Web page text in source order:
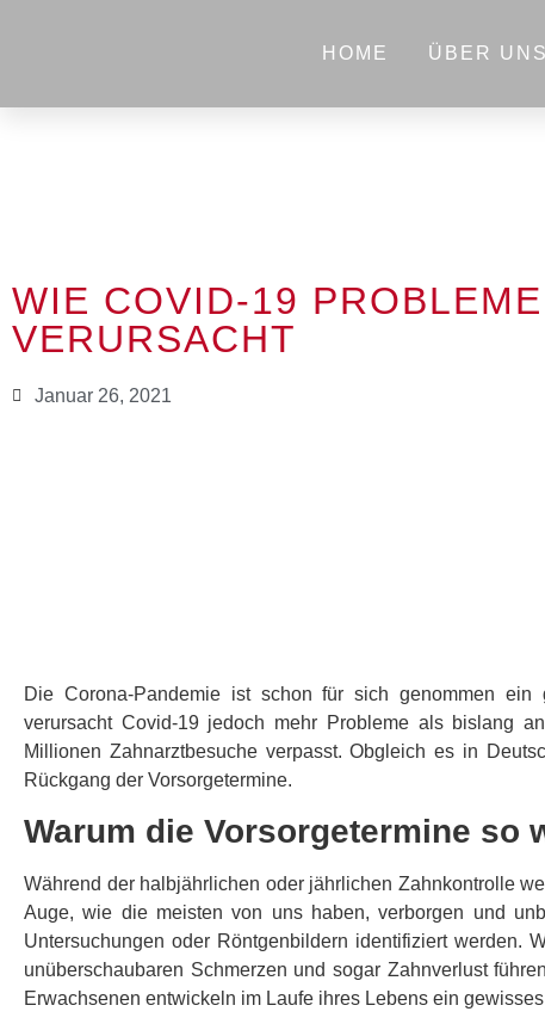
HOME ÜBER UNS
WIE COVID-19
VERURSACHT
Januar 26, 2021
Die Corona-Pandemie ist schon für sich genommen ein
verursacht Covid-19 jedoch mehr Probleme als bislang
Millionen Zahnarztbesuche verpasst. Obgleich es in
Rückgang der Vorsorgetermine.
Warum die Vorsorgetermine so
Während der halbjährlichen oder jährlichen Zahnkontrolle
Auge, wie die meisten von uns haben, verborgen und
Untersuchungen oder Röntgenbildern identifiziert werden.
unüberschaubaren Schmerzen und sogar Zahnverlust
Erwachsenen entwickeln im Laufe ihres Lebens ein